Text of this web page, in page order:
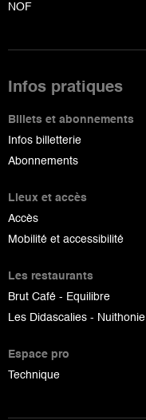
NOF
Infos pratiques
Billets et abonnements
Infos billetterie
Abonnements
Lieux et accès
Accès
Mobilité et accessibilité
Les restaurants
Brut Café - Equilibre
Les Didascalies - Nuithonie
Espace pro
Technique